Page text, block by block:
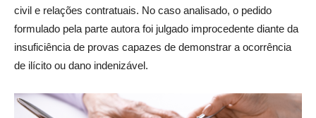
civil e relações contratuais. No caso analisado, o pedido
formulado pela parte autora foi julgado improcedente diante da
insuficiência de provas capazes de demonstrar a ocorrência
de ilícito ou dano indenizável.